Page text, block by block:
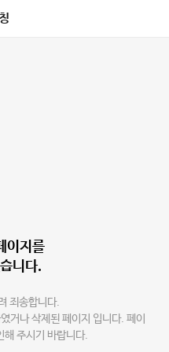
이지를
니다.
죄송합니다.
거나 삭제된 페이지 입니다. 페이
해 주시기 바랍니다.